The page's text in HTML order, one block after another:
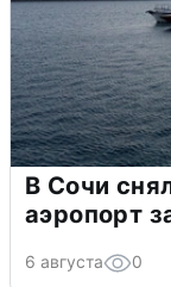
В Сочи
аэропорт
6 августа 0